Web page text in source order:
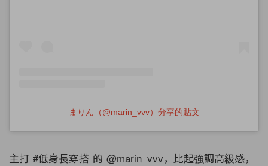
まりん（@marin_vvv）分享的貼文
主打 #低身長穿搭 的 @marin_vvv，比起強調高級感，